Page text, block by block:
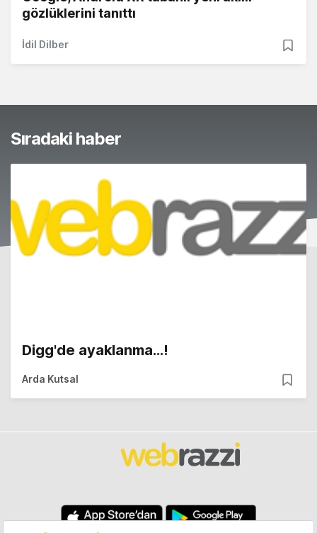
gözlüklerini tanıttı
İdil Dilber
Sıradaki haber
Digg'de ayaklanma...!
Arda Kutsal